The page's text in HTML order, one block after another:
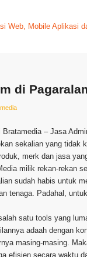
di
– Jasa
sekalian yang
merk dan jasa
milik rekan-rekan
sudah habis untuk
tenaga. Padahal,
satu tools yang
adaah dengan
masing-masing.
efisien secara waktu